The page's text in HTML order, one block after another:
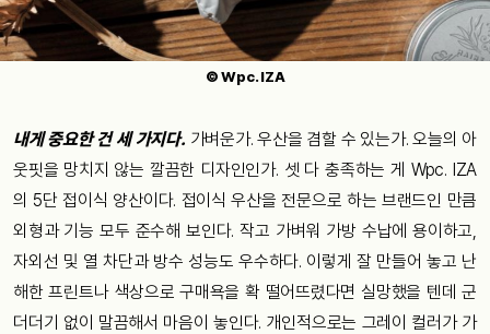
© Wpc. IZA
내게 중요한 건 세 가지다. 가벼운가. 우산을 겸할 수 있는가. 오늘의 아
웃핏을 망치지 않는 깔끔한 디자인인가. 셋 다 충족하는 게 Wpc. IZA
의 5단 접이식 양산이다. 접이식 우산을 전문으로 하는 브랜드인 만큼
외형과 기능 모두 준수해 보인다. 작고 가벼워 가방 수납에 용이하고,
자외선 및 열 차단과 방수 성능도 우수하다. 이렇게 잘 만들어 놓고 난
해한 프린트나 색상으로 구매욕을 확 떨어뜨렸다면 실망했을 텐데 군
더더기 없이 말끔해서 마음이 놓인다. 개인적으로는 그레이 컬러가 가